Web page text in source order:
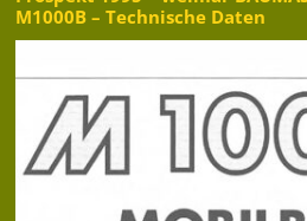
M1000B – Technische Daten